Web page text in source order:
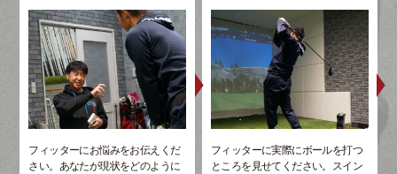
フィッターにお悩みをお伝えくだ
さい。あなたが現状をどのように
フィッターに実際にボールを打つ
ところを見せてください。スイン